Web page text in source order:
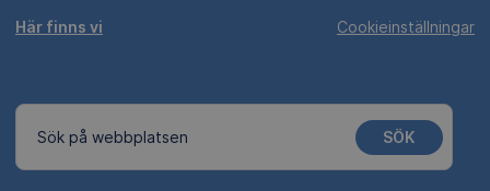
Här finns vi Cookieinställningar
Sök på webbplatsen SÖK